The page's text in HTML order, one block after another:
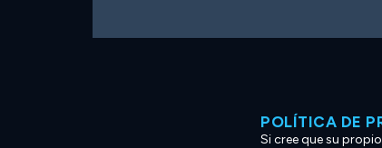
POLÍTICA DE
Si cree que su